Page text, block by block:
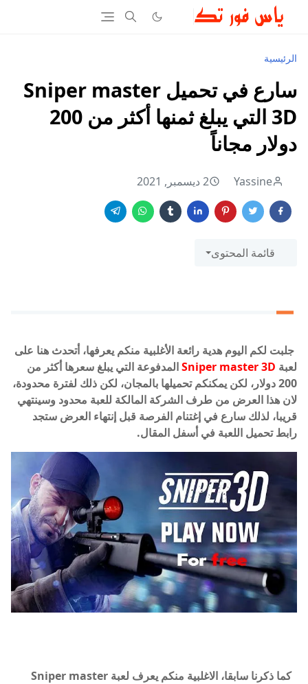
الرئيسية
سارع في تحميل Sniper master
3D التي يبلغ ثمنها أكثر من 200
دولار مجاناً
Yassine 2 ديسمبر, 2021
قائمة المحتوى
جلبت لكم اليوم هدية رائعة الأغلبية منكم يعرفها، أتحدث هنا على
لعبة Sniper master 3Dالمدفوعة التي يبلغ سعرها أكثر من
200 دولار، لكن يمكنكم تحميلها بالمجان، لكن ذلك لفترة محدودة،
لان هذا العرض من طرف الشركة المالكة للعبة محدود وسينتهي
قريبا، لذلك سارع في إغتنام الفرصة قبل إنتهاء العرض ستجد
رابط تحميل اللعبة في أسفل المقال.
كما ذكرنا سابقا، الاغلبية منكم يعرف لعبة Sniper master